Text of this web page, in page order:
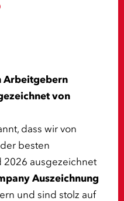
Arbeitgebern
von
dass wir von
besten
ausgezeichnet
Auszeichnung
und sind stolz auf